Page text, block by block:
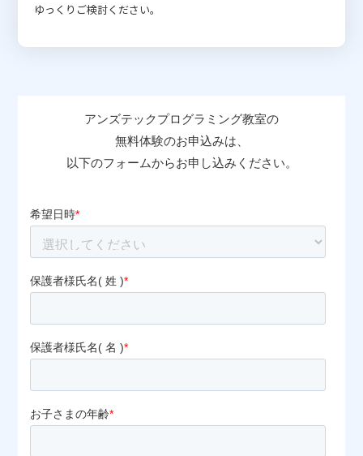
ゆっくりご検討ください。
アンズテックプログラミング教室の
無料体験のお申込みは、
以下のフォームからお申し込みください。